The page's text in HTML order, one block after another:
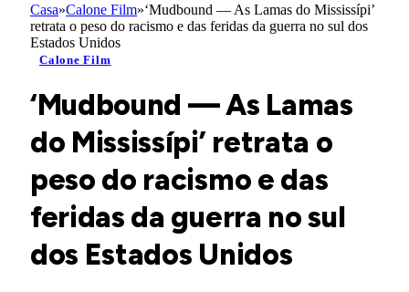
Casa»Calone Film»‘Mudbound — As Lamas do Mississípi’
retrata o peso do racismo e das feridas da guerra no sul dos
Estados Unidos
Calone Film
‘Mudbound — As Lamas
do Mississípi’ retrata o
peso do racismo e das
feridas da guerra no sul
dos Estados Unidos